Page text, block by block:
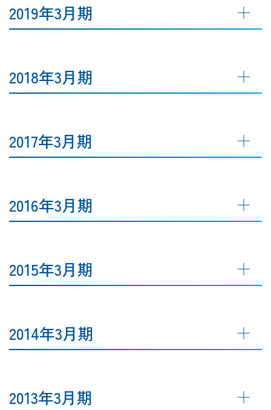
2019年3月期
2018年3月期
2017年3月期
2016年3月期
2015年3月期
2014年3月期
2013年3月期